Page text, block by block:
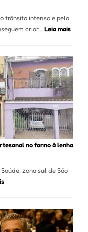
trânsito intenso e pela
criar… Leia mais:
Se
Um
dos
Mais
no forno à lenha
zona sul de São
:
Pizzaria:
tradição